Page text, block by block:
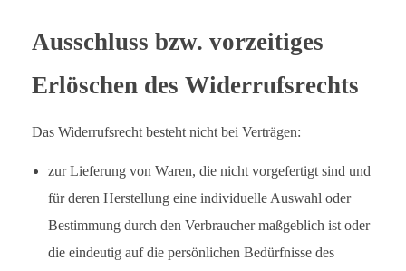
Ausschluss bzw. vorzeitiges
Erlöschen des Widerrufsrechts
Das Widerrufsrecht besteht nicht bei Verträgen:
zur Lieferung von Waren, die nicht vorgefertigt sind und
für deren Herstellung eine individuelle Auswahl oder
Bestimmung durch den Verbraucher maßgeblich ist oder
die eindeutig auf die persönlichen Bedürfnisse des